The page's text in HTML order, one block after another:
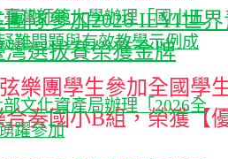
隊參加2026 IEYI世界
選拔賽榮獲金牌
灣師範大學辦理「國小五
難問題與有效教學示例成
文化資產局辦理「2026全
躍參加